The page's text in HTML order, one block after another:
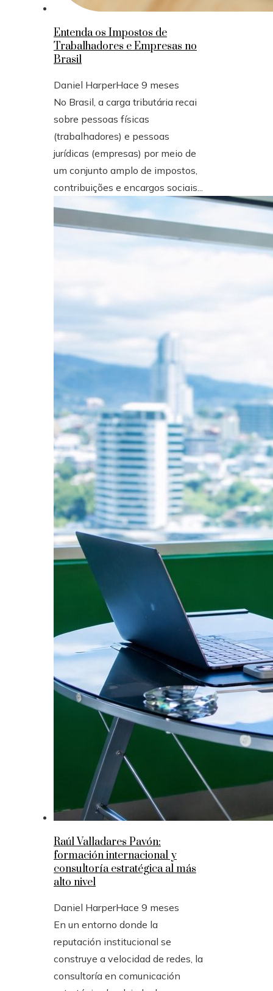
Entenda os Impostos de
Trabalhadores e Empresas no
Brasil
Daniel HarperHace 9 meses
No Brasil, a carga tributária recai
sobre pessoas físicas
(trabalhadores) e pessoas
jurídicas (empresas) por meio de
um conjunto amplo de impostos,
contribuições e encargos sociais...
Raúl Valladares Pavón:
formación internacional y
consultoría estratégica al más
alto nivel
Daniel HarperHace 9 meses
En un entorno donde la
reputación institucional se
construye a velocidad de redes, la
consultoría en comunicación